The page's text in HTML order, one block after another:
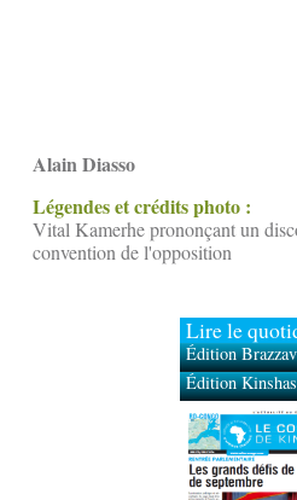
Alain Diasso
Légendes et crédits photo :
Vital Kamerhe prononçant un
convention de l'opposition
Lire le
Édition
Édition